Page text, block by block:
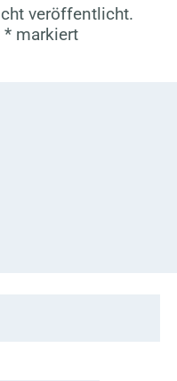
veröffentlicht.
* markiert